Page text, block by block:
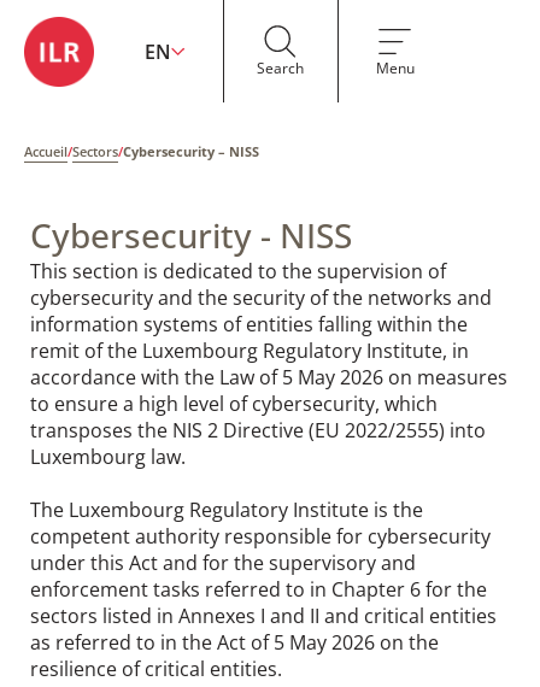
EN
Search Menu
Accueil/Sectors/Cybersecurity – NISS
Cybersecurity - NISS
This section is dedicated to the supervision of
cybersecurity and the security of the networks and
information systems of entities falling within the
remit of the Luxembourg Regulatory Institute, in
accordance with the Law of 5 May 2026 on measures
to ensure a high level of cybersecurity, which
transposes the NIS 2 Directive (EU 2022/2555) into
Luxembourg law.
The Luxembourg Regulatory Institute is the
competent authority responsible for cybersecurity
under this Act and for the supervisory and
enforcement tasks referred to in Chapter 6 for the
sectors listed in Annexes I and II and critical entities
as referred to in the Act of 5 May 2026 on the
resilience of critical entities.